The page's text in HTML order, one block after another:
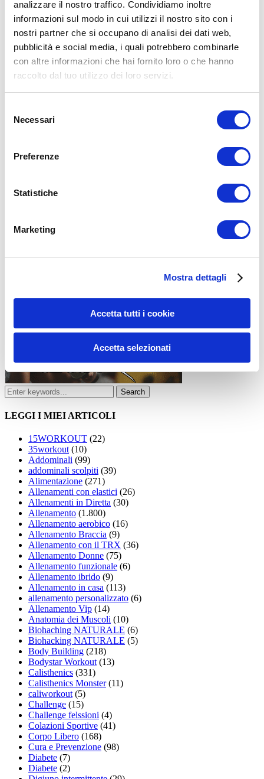
analizzare il nostro traffico. Condividiamo inoltre
informazioni sul modo in cui utilizzi il nostro sito con i
nostri partner che si occupano di analisi dei dati web,
pubblicità e social media, i quali potrebbero combinarle
con altre informazioni che hai fornito loro o che hanno
raccolto dal tuo utilizzo dei loro servizi.
delNecessari
Preferenze
Statistiche
Marketing
Mostra dettagli
Accetta tutti i cookie
Accetta selezionati
15WORKOUT SCARICA ORA
LEGGI I MIEI ARTICOLI
15WORKOUT (22)
35workout(10)
Addominali (99)
addominali scolpiti (39)
Alimentazione (271)
Allenamenti con elastici (26)
Allenamenti in Diretta (30)
Allenamento (1.800)
Allenamento aerobico (16)
Allenamento Braccia (9)
Allenamento con il TRX (36)
Allenamento Donne (75)
Allenamento funzionale (6)
Allenamento ibrido (9)
Allenamento in casa (113)
allenamento personalizzato (6)
Allenamento Vip (14)
Anatomia dei Muscoli (10)
Biohaching NATURALE (6)
Biohacking NATURALE (5)
Body Building (218)
Bodystar Workout(13)
Calisthenics (331)
Calisthenics Monster(11)
caliworkout(5)
Challenge (15)
Challenge felssioni (4)
Colazioni Sportive (41)
Corpo Libero (168)
Cura e Prevenzione (98)
Diabete (7)
Diabete (2)